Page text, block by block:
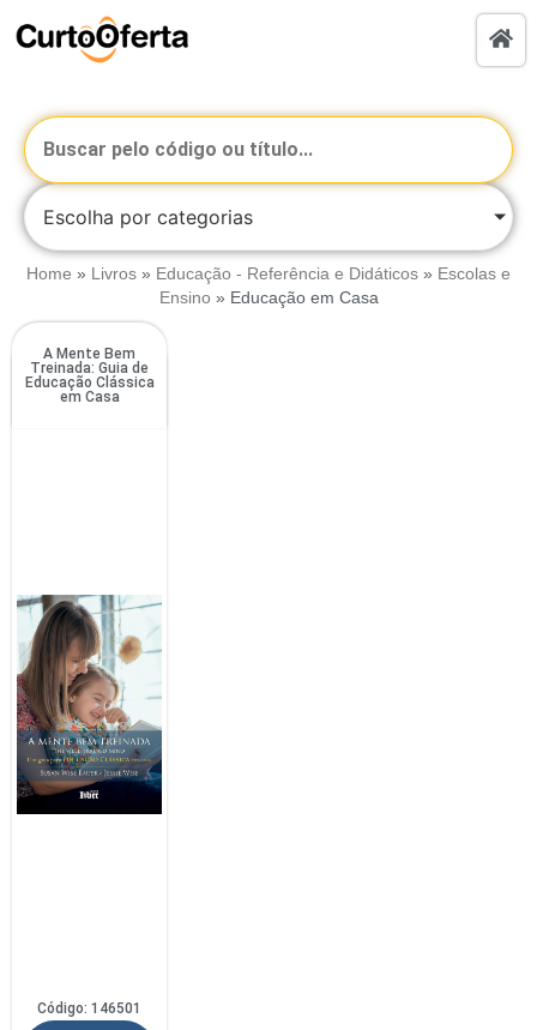
Escolha por categorias
Home » Livros » Educação - Referência e Didáticos » Escolas e
Ensino » Educação em Casa
A Mente Bem
Treinada: Guia de
Educação Clássica
em Casa
Código: 146501